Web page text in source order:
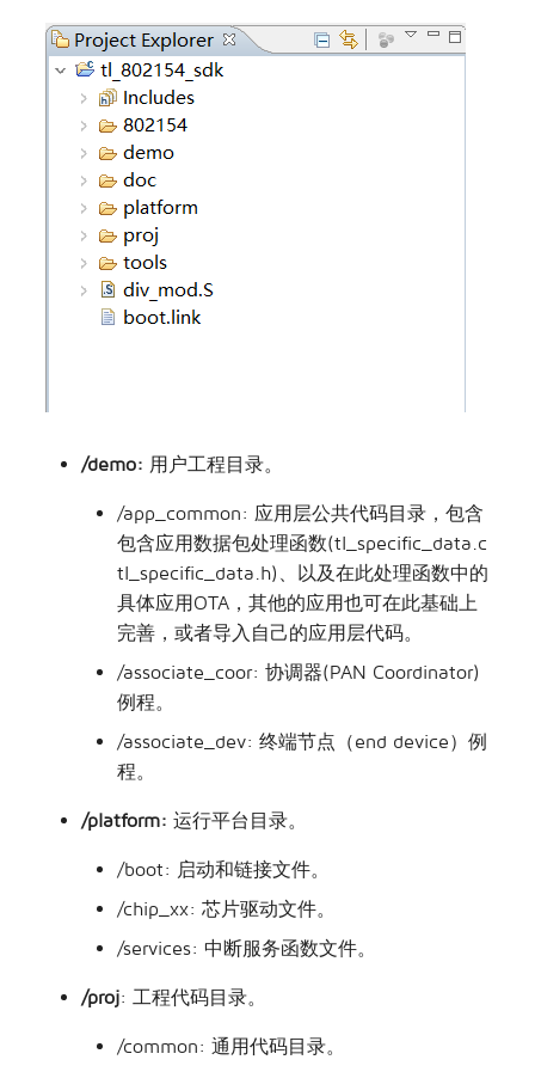
/demo: 用户工程目录。
/app_common: 应用层公共代码目录，包含
包含应用数据包处理函数(tl_specific_data.c
tl_specific_data.h)、以及在此处理函数中的
具体应用OTA，其他的应用也可在此基础上
完善，或者导入自己的应用层代码。
/associate_coor: 协调器(PAN Coordinator)
例程。
/associate_dev: 终端节点（end device）例
程。
/platform: 运行平台目录。
/boot: 启动和链接文件。
/chip_xx: 芯片驱动文件。
/services: 中断服务函数文件。
/proj: 工程代码目录。
/common: 通用代码目录。